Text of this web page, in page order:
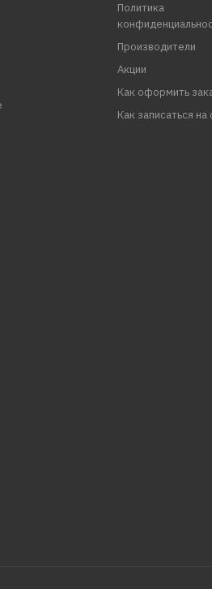
Политика
Производители
Акции
Как оформить
Как записаться на